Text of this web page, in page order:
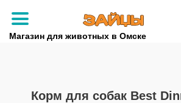
Магазин для животных в Омске
Заказать
+7 (3812)
Корм для собак Best